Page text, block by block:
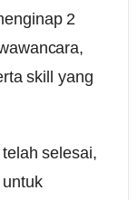
2
skill yang
selesai,